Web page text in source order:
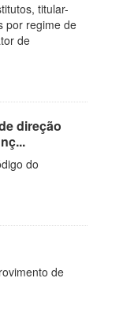
titular-
por regime de
de
direção
do
de